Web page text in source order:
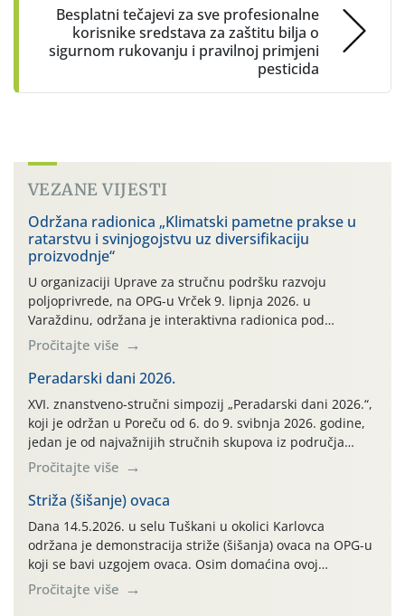
Besplatni tečajevi za sve profesionalne
korisnike sredstava za zaštitu bilja o
sigurnom rukovanju i pravilnoj primjeni
pesticida
VEZANE VIJESTI
Održana radionica „Klimatski pametne prakse u
ratarstvu i svinjogojstvu uz diversifikaciju
proizvodnje“
U organizaciji Uprave za stručnu podršku razvoju
poljoprivrede, na OPG-u Vrček 9. lipnja 2026. u
Varaždinu, održana je interaktivna radionica pod
nazivom “Klimatski pametne prakse u ratarstvu i
svinjogojstvu uz diversifikaciju proizvodnje”. Radionica je
organizirana u sklopu međunarodnog projekta Climate
Farm Demo (CFD) te stručnih radnih skupina „Klima i
okoliš“ i „Ratarstvo“. Ovaj demonstracijski događaj, […]
Pročitajte više
Peradarski dani 2026.
XVI. znanstveno-stručni simpozij „Peradarski dani 2026.“,
koji je održan u Poreču od 6. do 9. svibnja 2026. godine,
jedan je od najvažnijih stručnih skupova iz područja
peradarstva u Hrvatskoj i široj regiji.
Pročitajte više
Striža (šišanje) ovaca
Dana 14.5.2026. u selu Tuškani u okolici Karlovca
održana je demonstracija striže (šišanja) ovaca na OPG-u
koji se bavi uzgojem ovaca. Osim domaćina ovoj
demonstraciji striže prisustvovalo je desetak
poljoprivrednika iz različitih dijelova Karlovačke županije.
Pročitajte više